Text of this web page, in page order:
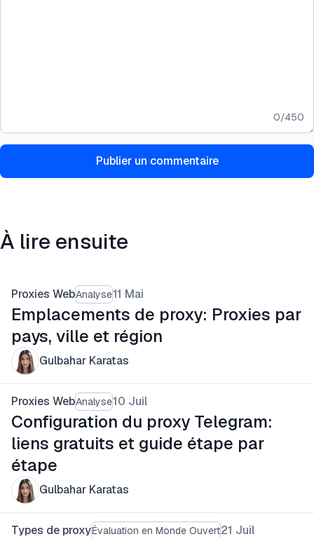
0/450
Publier un commentaire
À lire ensuite
Proxies WebAnalyse11 Mai
Emplacements de proxy: Proxies par
pays, ville et région
Gulbahar Karatas
Proxies WebAnalyse10 Juil
Configuration du proxy Telegram:
liens gratuits et guide étape par
étape
Gulbahar Karatas
Types de proxyÉvaluation en Monde Ouvert21 Juil